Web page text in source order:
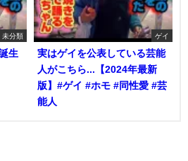
未分類
生
ゲイ
実はゲイを公表している芸能
人がこちら...【2024年最新
版】#ゲイ #ホモ #同性愛 #芸
能人